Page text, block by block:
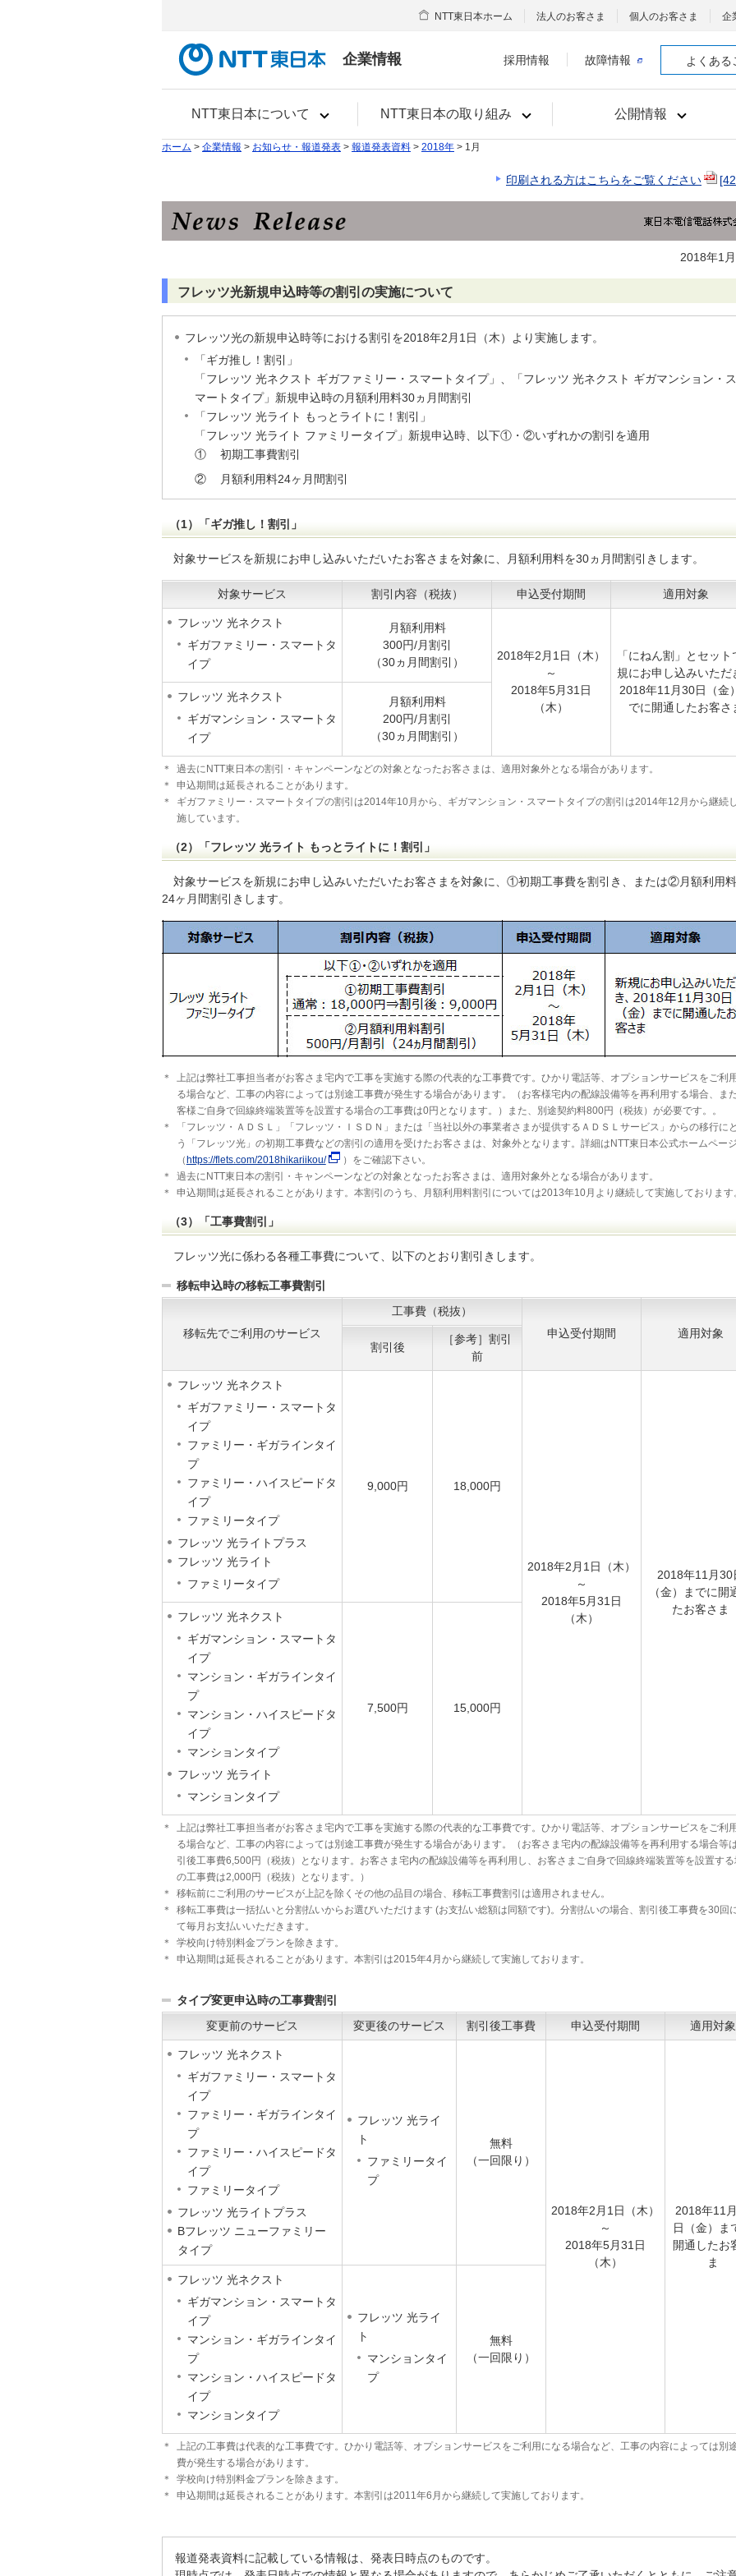
企業情報
NTT東日本について NTT東日本の取り組み 公開情報
NTT東日本ホーム 法人のお客さま 個人のお客さま 企
採用情報 故障情報 よくある
ホーム > 企業情報 > お知らせ・報道発表 > 報道発表資料 > 2018年 > 1月
印刷される方はこちらをご覧ください
2018年1
フレッツ光新規申込時等の割引の実施について
フレッツ光の新規申込時等における割引を2018年2月1日（木）より実施します。
「ギガ推し！割引」
「フレッツ 光ネクスト ギガファミリー・スマートタイプ」、「フレッツ 光ネクスト ギガマンション・ス
マートタイプ」新規申込時の月額利用料30ヵ月間割引
「フレッツ 光ライト もっとライトに！割引」
「フレッツ 光ライト ファミリータイプ」新規申込時、以下①・②いずれかの割引を適用
①
初期工事費割引
②
月額利用料24ヶ月間割引
（1）「ギガ推し！割引」
対象サービスを新規にお申し込みいただいたお客さまを対象に、月額利用料を30ヵ月間割引きします。
対象サービス 割引内容（税抜） 申込受付期間 適用対象
フレッツ 光ネクスト
ギガファミリー・スマートタ
イプ
月額利用料
300円/月割引
（30ヵ月間割引）
2018年2月1日（木）
～
2018年5月31日
（木）
「にねん割」とセット
規にお申し込みいただ
2018年11月30日（金
でに開通したお客さ
フレッツ 光ネクスト
ギガマンション・スマートタ
イプ
月額利用料
200円/月割引
（30ヵ月間割引）
＊
過去にNTT東日本の割引・キャンペーンなどの対象となったお客さまは、適用対象外となる場合があります。
＊
申込期間は延長されることがあります。
＊
ギガファミリー・スマートタイプの割引は2014年10月から、ギガマンション・スマートタイプの割引は2014年12月から継続
施しています。
（2）「フレッツ 光ライト もっとライトに！割引」
対象サービスを新規にお申し込みいただいたお客さまを対象に、①初期工事費を割引き、または②月額利用
24ヶ月間割引きします。
＊
上記は弊社工事担当者がお客さま宅内で工事を実施する際の代表的な工事費です。ひかり電話等、オプションサービスをご利
る場合など、工事の内容によっては別途工事費が発生する場合があります。（お客様宅内の配線設備等を再利用する場合、ま
客様ご自身で回線終端装置等を設置する場合の工事費は0円となります。）また、別途契約料800円（税抜）が必要です。。
＊
「フレッツ・ＡＤＳＬ」「フレッツ・ＩＳＤＮ」または「当社以外の事業者さまが提供するＡＤＳＬサービス」からの移行に
う「フレッツ光」の初期工事費などの割引の適用を受けたお客さまは、対象外となります。詳細はNTT東日本公式ホームページ
（ https://flets.com/2018hikariikou/
）をご確認下さい。
＊
過去にNTT東日本の割引・キャンペーンなどの対象となったお客さまは、適用対象外となる場合があります。
＊
申込期間は延長されることがあります。本割引のうち、月額利用料割引については2013年10月より継続して実施しております
（3）「工事費割引」
フレッツ光に係わる各種工事費について、以下のとおり割引きします。
移転申込時の移転工事費割引
移転先でご利用のサービス
工事費（税抜）
申込受付期間
適用対象
割引後
［参考］割引
前
フレッツ 光ネクスト
ギガファミリー・スマートタ
イプ
ファミリー・ギガラインタイ
プ
ファミリー・ハイスピードタ
イプ
ファミリータイプ
フレッツ 光ライトプラス
フレッツ 光ライト
ファミリータイプ
9,000円 18,000円
2018年2月1日（木）
～
2018年5月31日
（木）
2018年11月30
（金）までに開
たお客さま
フレッツ 光ネクスト
ギガマンション・スマートタ
イプ
マンション・ギガラインタイ
プ
マンション・ハイスピードタ
イプ
マンションタイプ
フレッツ 光ライト
マンションタイプ
7,500円 15,000円
＊
上記は弊社工事担当者がお客さま宅内で工事を実施する際の代表的な工事費です。ひかり電話等、オプションサービスをご利
る場合など、工事の内容によっては別途工事費が発生する場合があります。（お客さま宅内の配線設備等を再利用する場合等
引後工事費6,500円（税抜）となります。お客さま宅内の配線設備等を再利用し、お客さまご自身で回線終端装置等を設置する
の工事費は2,000円（税抜）となります。）
＊
移転前にご利用のサービスが上記を除くその他の品目の場合、移転工事費割引は適用されません。
＊
移転工事費は一括払いと分割払いからお選びいただけます (お支払い総額は同額です)。分割払いの場合、割引後工事費を30回
て毎月お支払いいただきます。
＊
学校向け特別料金プランを除きます。
＊
申込期間は延長されることがあります。本割引は2015年4月から継続して実施しております。
タイプ変更申込時の工事費割引
変更前のサービス
変更後のサービス 割引後工事費 申込受付期間 適用対象
フレッツ 光ネクスト
ギガファミリー・スマートタ
イプ
ファミリー・ギガラインタイ
プ
ファミリー・ハイスピードタ
イプ
ファミリータイプ
フレッツ 光ライトプラス
Bフレッツ ニューファミリー
タイプ
フレッツ 光ライ
ト
ファミリータイ
プ
無料
（一回限り）
2018年2月1日（木）
～
2018年5月31日
（木）
2018年11
日（金）ま
開通したお
ま
フレッツ 光ネクスト
ギガマンション・スマートタ
イプ
マンション・ギガラインタイ
プ
マンション・ハイスピードタ
イプ
マンションタイプ
フレッツ 光ライ
ト
マンションタイ
プ
無料
（一回限り）
＊
上記の工事費は代表的な工事費です。ひかり電話等、オプションサービスをご利用になる場合など、工事の内容によっては別
費が発生する場合があります。
＊
学校向け特別料金プランを除きます。
＊
申込期間は延長されることがあります。本割引は2011年6月から継続して実施しております。
報道発表資料に記載している情報は、発表日時点のものです。